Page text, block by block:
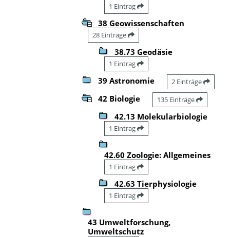
1 Eintrag
38 Geowissenschaften
28 Einträge
38.73 Geodäsie
1 Eintrag
39 Astronomie 2 Einträge
42 Biologie 135 Einträge
42.13 Molekularbiologie
1 Eintrag
42.60 Zoologie: Allgemeines
1 Eintrag
42.63 Tierphysiologie
1 Eintrag
43 Umweltforschung,
Umweltschutz